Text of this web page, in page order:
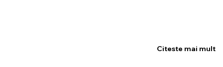
Citeste mai mult